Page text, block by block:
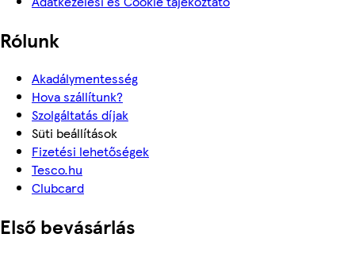
Rólunk
Akadálymentesség
Hova szállítunk?
Szolgáltatás díjak
Süti beállítások
Fizetési lehetőségek
Tesco.hu
Clubcard
Első bevásárlás